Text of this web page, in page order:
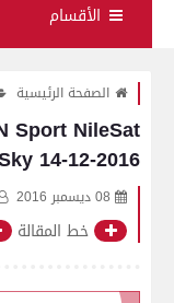
الأقسام
الصفحة الرئيسية
Sport NileSat
14-12-2016
08 ديسمبر 2016
خط المقالة